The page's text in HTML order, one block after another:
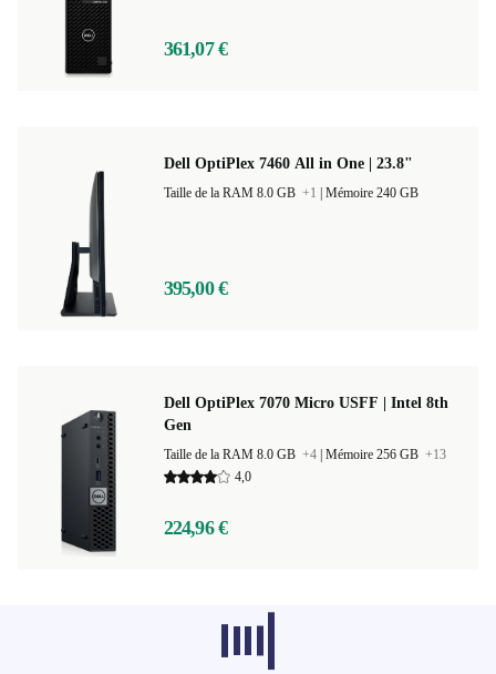
361,07 €
Dell OptiPlex 7460 All in One | 23.8"
Taille de la RAM 8.0 GB +1 Mémoire 240 GB
395,00 €
Dell OptiPlex 7070 Micro USFF | Intel 8th
Gen
Taille de la RAM 8.0 GB +4 Mémoire 256 GB +13
4,0
224,96 €
Les produits recommandés dans d'autres
catégories ne se chargent pas pour le